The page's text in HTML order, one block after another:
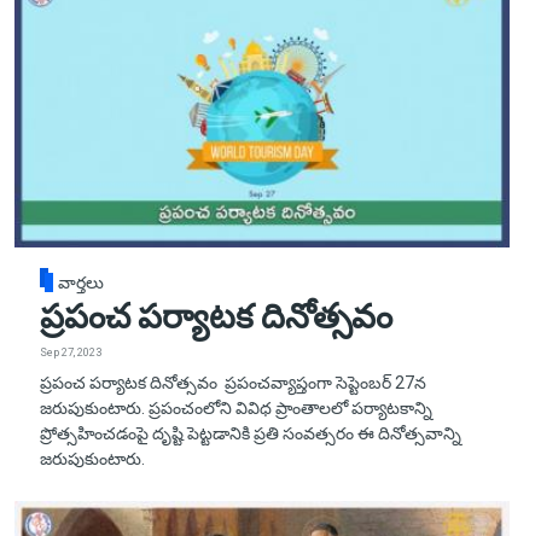
వార్తలు
ప్రపంచ పర్యాటక దినోత్సవం
Sep 27, 2023
ప్రపంచ పర్యాటక దినోత్సవం ప్రపంచవ్యాప్తంగా సెప్టెంబర్ 27న
జరుపుకుంటారు. ప్రపంచంలోని వివిధ ప్రాంతాలలో పర్యాటకాన్ని
ప్రోత్సహించడంపై దృష్టి పెట్టడానికి ప్రతి సంవత్సరం ఈ దినోత్సవాన్ని
జరుపుకుంటారు.